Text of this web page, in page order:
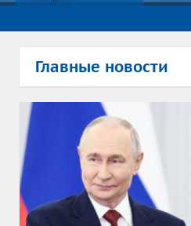
Главные новости